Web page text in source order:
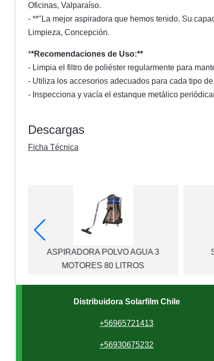
Oficinas, Valparaíso.
- **"La mejor aspiradora que hemos tenido. Su
Limpieza, Concepción.
**Recomendaciones de Uso:**
- Limpia el filtro de poliéster regularmente para
- Utiliza los accesorios adecuados para cada tipo
- Inspecciona y vacía el estanque metálico
Descargas
Ficha Técnica
ASPIRADORA POLVO AGUA 3
MOTORES 80 LITROS
Distribuidora Solarfilm Chile
+56965721413
+56930675232